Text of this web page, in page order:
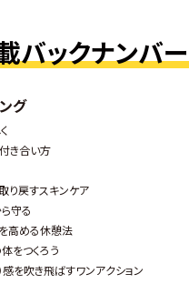
バックナンバー
グ
き合い方
り戻すスキンケア
守る
高める休憩法
をつくろう
を吹き飛ばすワンアクション